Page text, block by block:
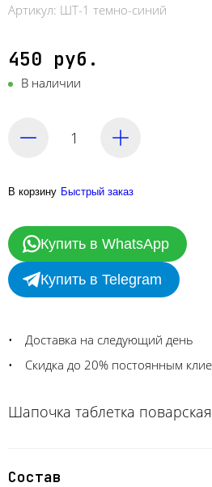
Артикул: ШТ-1 темно-синий
450 руб.
В наличии
В корзину Быстрый заказ
Купить в WhatsApp
Купить в Telegram
Доставка на следующий день
Скидка до 20% постоянным
Шапочка таблетка
Состав